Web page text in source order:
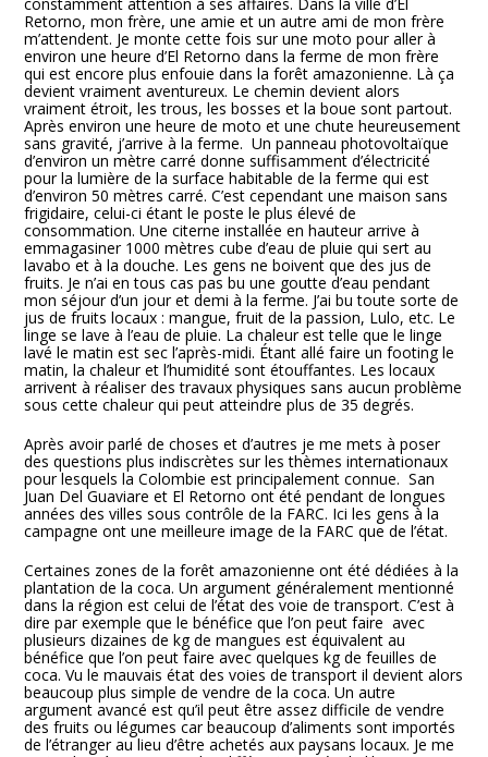
Retorno, mon frère, une amie et un autre ami de mon frère
m’attendent. Je monte cette fois sur une moto pour aller à
environ une heure d’El Retorno dans la ferme de mon frère
qui est encore plus enfouie dans la forêt amazonienne. Là ça
devient vraiment aventureux. Le chemin devient alors
vraiment étroit, les trous, les bosses et la boue sont partout.
Après environ une heure de moto et une chute heureusement
sans gravité, j’arrive à la ferme. Un panneau photovoltaïque
d’environ un mètre carré donne suffisamment d’électricité
pour la lumière de la surface habitable de la ferme qui est
d’environ 50 mètres carré. C’est cependant une maison sans
frigidaire, celui-ci étant le poste le plus élevé de
consommation. Une citerne installée en hauteur arrive à
emmagasiner 1000 mètres cube d’eau de pluie qui sert au
lavabo et à la douche. Les gens ne boivent que des jus de
fruits. Je n’ai en tous cas pas bu une goutte d’eau pendant
mon séjour d’un jour et demi à la ferme. J’ai bu toute sorte de
jus de fruits locaux : mangue, fruit de la passion, Lulo, etc. Le
linge se lave à l’eau de pluie. La chaleur est telle que le linge
lavé le matin est sec l’après-midi. Étant allé faire un footing le
matin, la chaleur et l’humidité sont étouffantes. Les locaux
arrivent à réaliser des travaux physiques sans aucun problème
sous cette chaleur qui peut atteindre plus de 35 degrés.
Après avoir parlé de choses et d’autres je me mets à poser
des questions plus indiscrètes sur les thèmes internationaux
pour lesquels la Colombie est principalement connue. San
Juan Del Guaviare et El Retorno ont été pendant de longues
années des villes sous contrôle de la FARC. Ici les gens à la
campagne ont une meilleure image de la FARC que de l’état.
Certaines zones de la forêt amazonienne ont été dédiées à la
plantation de la coca. Un argument généralement mentionné
dans la région est celui de l’état des voie de transport. C’est à
dire par exemple que le bénéfice que l’on peut faire avec
plusieurs dizaines de kg de mangues est équivalent au
bénéfice que l’on peut faire avec quelques kg de feuilles de
coca. Vu le mauvais état des voies de transport il devient alors
beaucoup plus simple de vendre de la coca. Un autre
argument avancé est qu’il peut être assez difficile de vendre
des fruits ou légumes car beaucoup d’aliments sont importés
de l’étranger au lieu d’être achetés aux paysans locaux. Je me